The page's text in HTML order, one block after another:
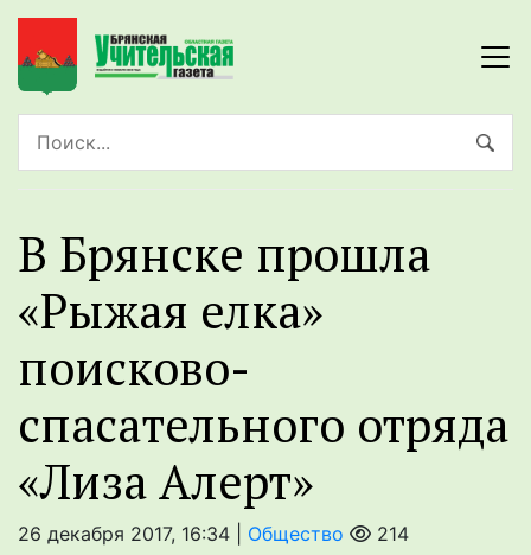
В Брянске прошла
«Рыжая елка»
поисково-
спасательного отряда
«Лиза Алерт»
26 декабря 2017, 16:34 | Общество 214